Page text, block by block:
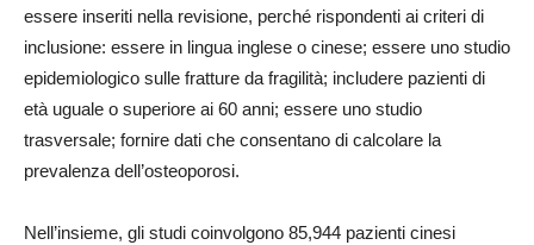
essere inseriti nella revisione, perché rispondenti ai criteri di
inclusione: essere in lingua inglese o cinese; essere uno studio
epidemiologico sulle fratture da fragilità; includere pazienti di
età uguale o superiore ai 60 anni; essere uno studio
trasversale; fornire dati che consentano di calcolare la
prevalenza dell’osteoporosi.
Nell’insieme, gli studi coinvolgono 85,944 pazienti cinesi